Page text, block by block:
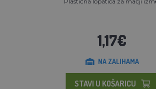
1,17€
NA ZALIHAMA
STAVI U KOŠARICU